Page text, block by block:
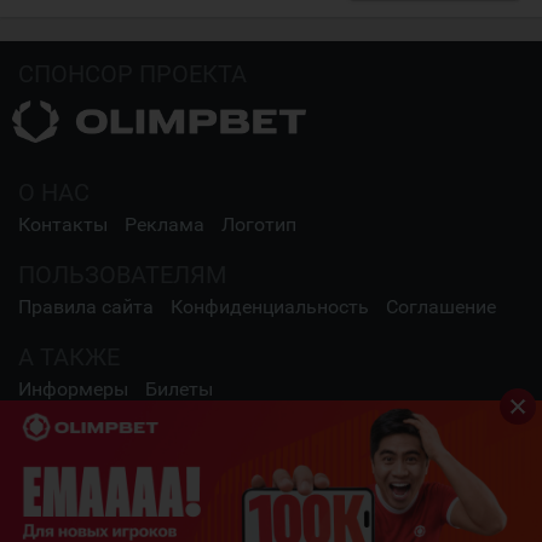
Контакты Реклама Логотип
Правила сайта Конфиденциальность Соглашение
Информеры Билеты
СОЦИАЛЬНЫЕ СЕТИ